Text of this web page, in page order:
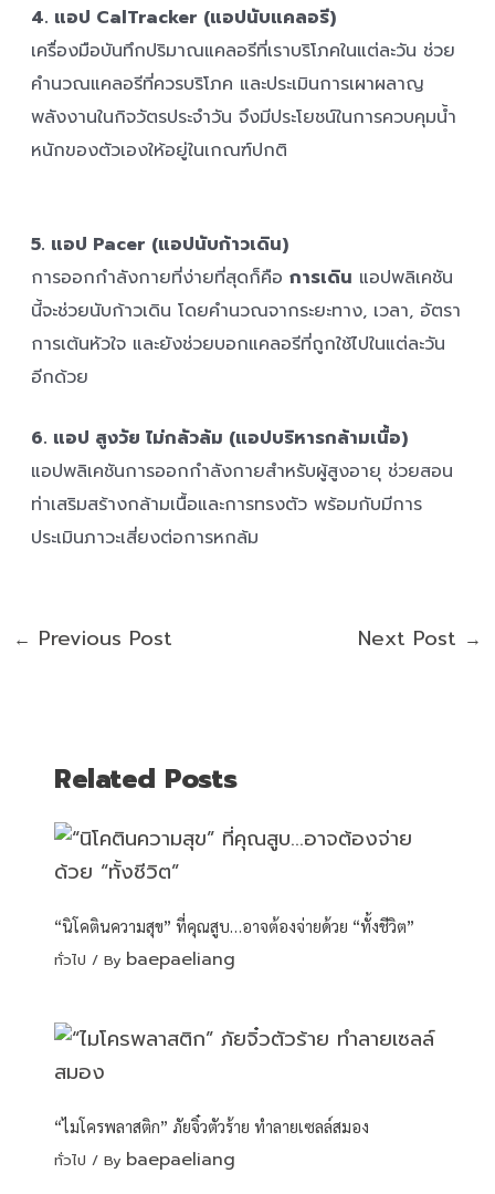
4. แอป CalTracker (แอปนับแคลอรี)
เครื่องมือบันทึกปริมาณแคลอรีที่เราบริโภคในแต่ละวัน ช่วย
คำนวณแคลอรีที่ควรบริโภค และประเมินการเผาผลาญ
พลังงานในกิจวัตรประจำวัน จึงมีประโยชน์ในการควบคุมน้ำ
หนักของตัวเองให้อยู่ในเกณฑ์ปกติ
5. แอป Pacer (แอปนับก้าวเดิน)
การออกกำลังกายที่ง่ายที่สุดก็คือการเดิน แอปพลิเคชัน
นี้จะช่วยนับก้าวเดิน โดยคำนวณจากระยะทาง, เวลา, อัตรา
การเต้นหัวใจ และยังช่วยบอกแคลอรีที่ถูกใช้ไปในแต่ละวัน
อีกด้วย
6. แอป สูงวัย ไม่กลัวล้ม (แอปบริหารกล้ามเนื้อ)
แอปพลิเคชันการออกกำลังกายสำหรับผู้สูงอายุ ช่วยสอน
ท่าเสริมสร้างกล้ามเนื้อและการทรงตัว พร้อมกับมีการ
ประเมินภาวะเสี่ยงต่อการหกล้ม
← Previous Post Next Post →
Related Posts
“นิโคตินความสุข” ที่คุณสูบ…อาจต้องจ่ายด้วย “ทั้งชีวิต”
ทั่วไป / By baepaeliang
“ไมโครพลาสติก” ภัยจิ๋วตัวร้าย ทำลายเซลล์สมอง
ทั่วไป / By baepaeliang